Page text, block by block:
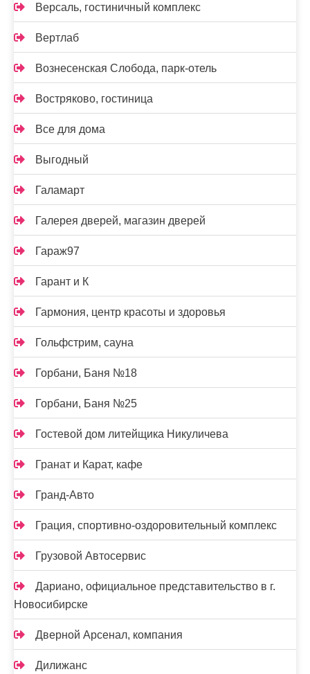
Версаль, гостиничный комплекс
Вертлаб
Вознесенская Слобода, парк-отель
Востряково, гостиница
Все для дома
Выгодный
Галамарт
Галерея дверей, магазин дверей
Гараж97
Гарант и К
Гармония, центр красоты и здоровья
Гольфстрим, сауна
Горбани, Баня №18
Горбани, Баня №25
Гостевой дом литейщика Никуличева
Гранат и Карат, кафе
Гранд-Авто
Грация, спортивно-оздоровительный комплекс
Грузовой Автосервис
Дариано, официальное представительство в г.
Новосибирске
Дверной Арсенал, компания
Дилижанс